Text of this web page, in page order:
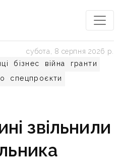
бізнес війна
гранти
спецпроєкти
субота, 8 серпня 2026 р.
звільнили